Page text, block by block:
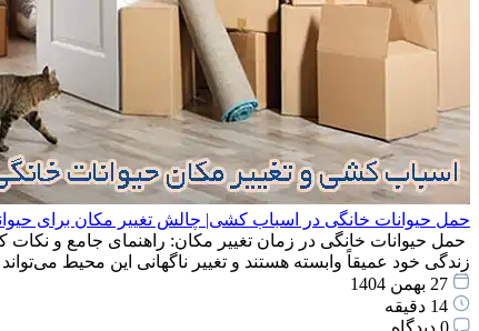
حمل حیوانات خانگی در اسباب کشی| چالش تغییر مکان برای
حمل حیوانات خانگی در زمان تغییر مکان: راهنمای جامع و
زندگی خود عمیقاً وابسته هستند و تغییر ناگهانی این محیط
27 بهمن 1404
14 دقیقه
0 دیدگاه